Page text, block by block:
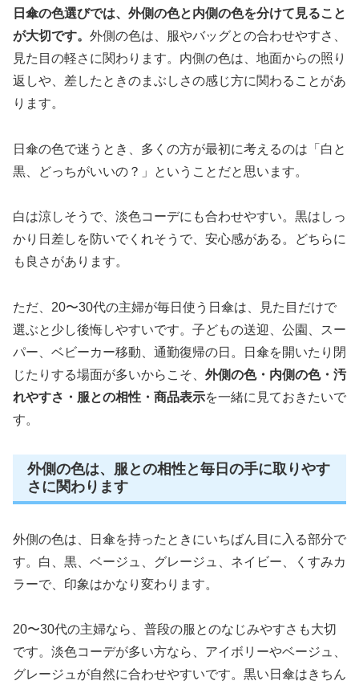
日傘の色選びでは、外側の色と内側の色を分けて見ること
が大切です。 外側の色は、服やバッグとの合わせやすさ、
見た目の軽さに関わります。内側の色は、地面からの照り
返しや、差したときのまぶしさの感じ方に関わることがあ
ります。
日傘の色で迷うとき、多くの方が最初に考えるのは「白と
黒、どっちがいいの？」ということだと思います。
白は涼しそうで、淡色コーデにも合わせやすい。黒はしっ
かり日差しを防いでくれそうで、安心感がある。どちらに
も良さがあります。
ただ、20〜30代の主婦が毎日使う日傘は、見た目だけで
選ぶと少し後悔しやすいです。子どもの送迎、公園、スー
パー、ベビーカー移動、通勤復帰の日。日傘を開いたり閉
じたりする場面が多いからこそ、 外側の色・内側の色・汚
れやすさ・服との相性・商品表示を一緒に見ておきたいで
す。
外側の色は、服との相性と毎日の手に取りやす
さに関わります
外側の色は、日傘を持ったときにいちばん目に入る部分で
す。白、黒、ベージュ、グレージュ、ネイビー、くすみカ
ラーで、印象はかなり変わります。
20〜30代の主婦なら、普段の服とのなじみやすさも大切
です。淡色コーデが多い方なら、アイボリーやベージュ、
グレージュが自然に合わせやすいです。黒い日傘はきちん